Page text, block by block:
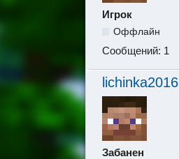
Игрок
Оффлайн
Сообщений: 1
lichinka2016
Забанен